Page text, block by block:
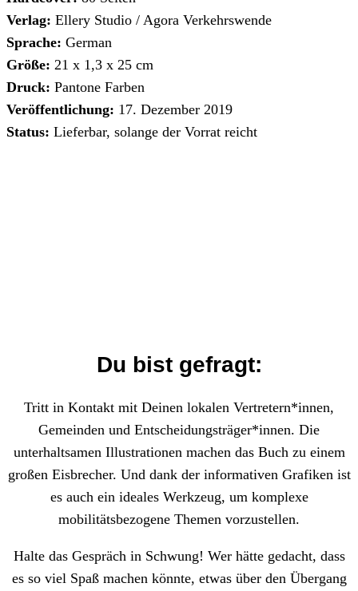
Verlag: Ellery Studio / Agora Verkehrswende
Sprache: German
Größe: 21 x 1,3 x 25 cm
Druck: Pantone Farben
Veröffentlichung: 17. Dezember 2019
Status: Lieferbar, solange der Vorrat reicht
Du bist gefragt:
Tritt in Kontakt mit Deinen lokalen Vertretern*innen,
Gemeinden und Entscheidungsträger*innen. Die
unterhaltsamen Illustrationen machen das Buch zu einem
großen Eisbrecher. Und dank der informativen Grafiken ist
es auch ein ideales Werkzeug, um komplexe
mobilitätsbezogene Themen vorzustellen.
Halte das Gespräch in Schwung! Wer hätte gedacht, dass
es so viel Spaß machen könnte, etwas über den Übergang